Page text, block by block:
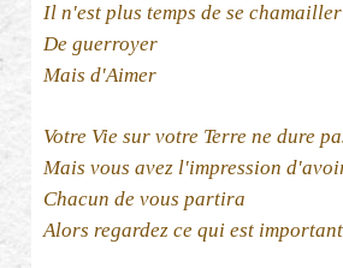
Il n'est plus temps de se chamailler
De guerroyer
Mais d'Aimer
Votre Vie sur votre Terre ne dure
Mais vous avez l'impression
Chacun de vous partira
Alors regardez ce qui est important